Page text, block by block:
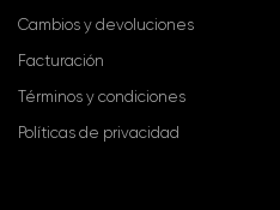
Cambios y devoluciones
Facturación
Términos y condiciones
Políticas de privacidad